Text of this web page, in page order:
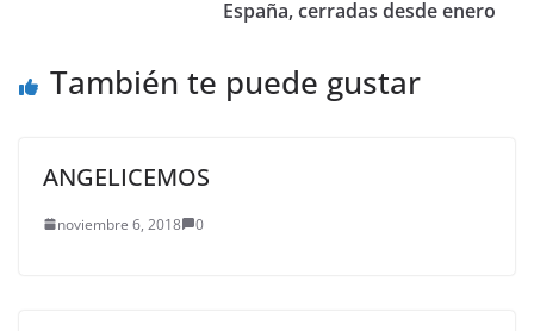
España, cerradas desde enero
También te puede gustar
ANGELICEMOS
noviembre 6, 2018 0